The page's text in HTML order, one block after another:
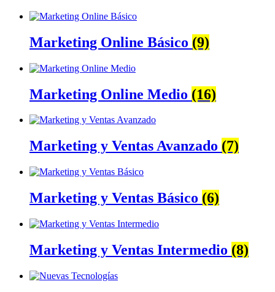
Marketing Online Básico (9)
Marketing Online Medio (16)
Marketing y Ventas Avanzado (7)
Marketing y Ventas Básico (6)
Marketing y Ventas Intermedio (8)